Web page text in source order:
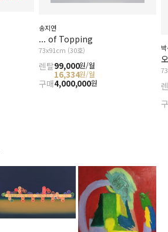
송지연
... of Topping
73x91cm (30호)
렌탈99,000원/월
16,334원/월
구매4,000,000원